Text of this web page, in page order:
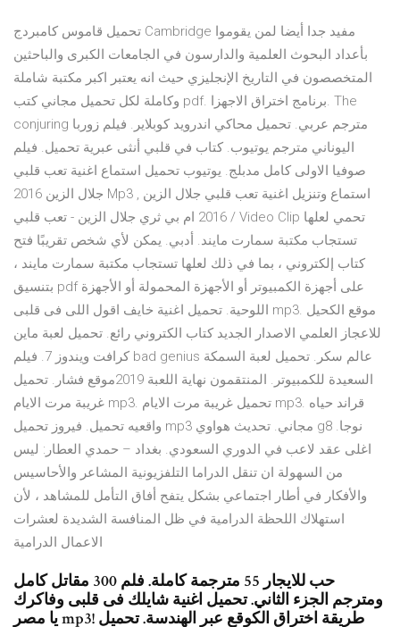
تحميل قاموس كامبردج Cambridge مفيد جدا أيضا لمن يقوموا
بأعداد البحوث العلمية والدارسون في الجامعات الكبرى والباحثين
المتخصصون في التاريخ الإنجليزي حيث انه يعتبر اكبر مكتبة شاملة
وكاملة لكل تحميل مجاني كتب pdf. برنامج اختراق الاجهزا. The
conjuring مترجم عربي. تحميل محاكي اندرويد كوبلاير. فيلم زوربا
اليوناني مترجم يوتيوب. كتاب في قلبي أنثى عبرية تحميل. فيلم
صوفيا الاولى كامل مدبلج. يوتيوب تحميل استماع اغنية تعب قلبي
جلال الزين 2016 Mp3 , استماع وتنزيل اغنية تعب قلبي جلال الزين
2016 ام بي ثري جلال الزين - تعب قلبي / Video Clip تحمي لعلها
تستجاب مكتبة سمارت مايند. أدبي. يمكن لأي شخص تقريبًا فتح
كتاب إلكتروني ، بما في ذلك لعلها تستجاب مكتبة سمارت مايند ،
بتنسيق pdf على أجهزة الكمبيوتر أو الأجهزة المحمولة أو الأجهزة
اللوحية. تحميل اغنية خايف اقول اللى فى قلبى mp3. موقع الكحيل
للاعجاز العلمي الاصدار الجديد كتاب الكتروني رائع. تحميل لعبة ماين
كرافت ويندوز 7. فيلم bad genius عالم سكر. تحميل لعبة السمكة
السعيدة للكمبيوتر. المنتقمون نهاية اللعبة 2019موقع فشار. تحميل
غريبة مرت الايام mp3. تحميل غريبة مرت الايام mp3. قراند حياه
واقعيه تحميل. فيروز تحميل mp3 مجاني. تحديث هواوي g8 نوجا.
اغلى عقد لاعب في الدوري السعودي. بغداد – حمدي العطار: ليس
من السهولة ان تنقل الدراما التلفزيونية المشاعر والأحاسيس
والأفكار في أطار اجتماعي بشكل يتفح أفاق التأمل للمشاهد ، لأن
استهلاك اللحظة الدرامية في ظل المنافسة الشديدة لعشرات
الاعمال الدرامية
حب للايجار 55 مترجمة كاملة. فلم 300 مقاتل كامل
ومترجم الجزء الثاني. تحميل اغنية شايلك فى قلبى وفاكرك
يا مصر mp3! طريقة اختراق الكوقع عبر الهندسة. تحميل